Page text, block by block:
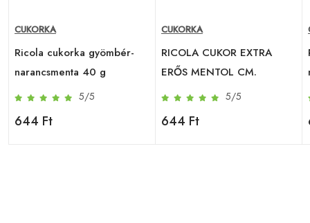
CUKORKA
Ricola cukorka gyömbér-
narancsmenta 40 g
5/5
644 Ft
CUKORKA
RICOLA CUKOR EXTRA
ERŐS MENTOL CM.
5/5
644 Ft